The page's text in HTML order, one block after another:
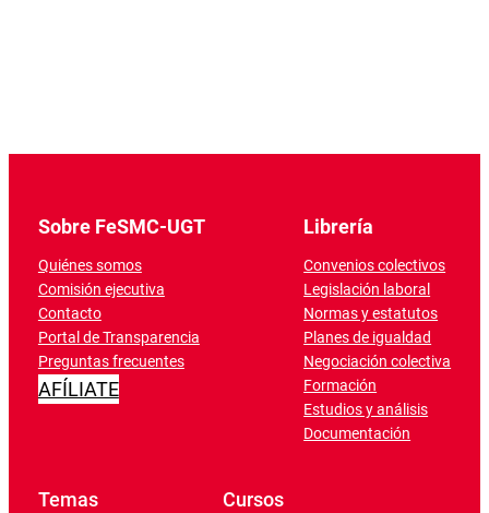
Sobre FeSMC-UGT
Quiénes somos
Comisión ejecutiva
Contacto
Portal de Transparencia
Preguntas frecuentes
AFÍLIATE
Librería
Convenios colectivos
Legislación laboral
Normas y estatutos
Planes de igualdad
Negociación colectiva
Formación
Estudios y análisis
Documentación
Temas Cursos